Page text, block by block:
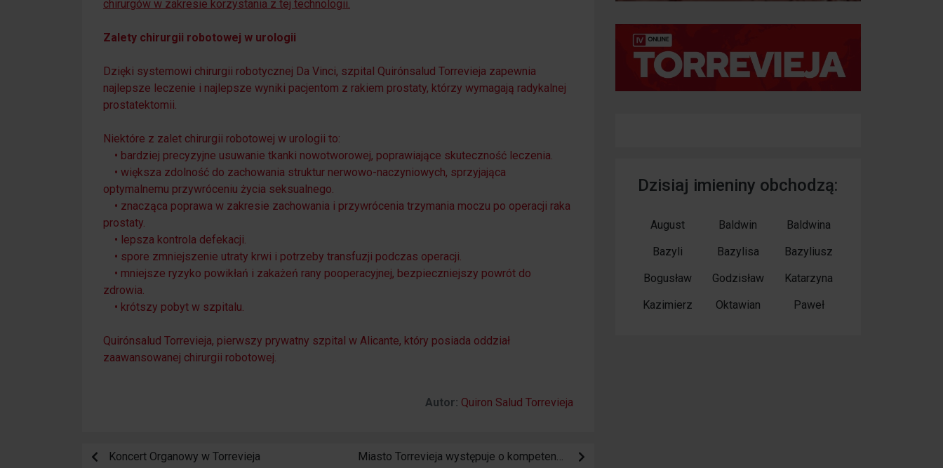
chirurgów w zakresie korzystania z tej technologii.
Zalety chirurgii robotowej w urologii
Dzięki systemowi chirurgii robotycznej Da Vinci, szpital Quirónsalud Torrevieja zapewnia
najlepsze leczenie i najlepsze wyniki pacjentom z rakiem prostaty, którzy wymagają radykalnej
prostatektomii.
Niektóre z zalet chirurgii robotowej w urologii to:
• bardziej precyzyjne usuwanie tkanki nowotworowej, poprawiające skuteczność leczenia.
• większa zdolność do zachowania struktur nerwowo-naczyniowych, sprzyjająca
optymalnemu przywróceniu życia seksualnego.
• znacząca poprawa w zakresie zachowania i przywrócenia trzymania moczu po operacji raka
prostaty.
• lepsza kontrola defekacji.
• spore zmniejszenie utraty krwi i potrzeby transfuzji podczas operacji.
• mniejsze ryzyko powikłań i zakażeń rany pooperacyjnej, bezpieczniejszy powrót do
zdrowia.
• krótszy pobyt w szpitalu.
Quirónsalud Torrevieja, pierwszy prywatny szpital w Alicante, który posiada oddział
zaawansowanej chirurgii robotowej.
Autor: Quiron Salud Torrevieja
Koncert Organowy w Torrevieja
Dzisiaj imieniny obchodzą:
August Baldwin
Baldwina
Bazyli
Bazylisa
Bazyliusz
Bogusław
Godzisław
Katarzyna
Kazimierz
Oktawian Paweł